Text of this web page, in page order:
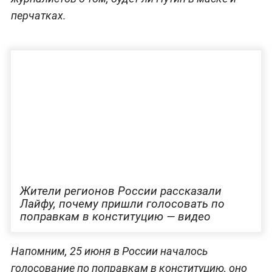
перчатках.
Жители регионов России рассказали
Лайфу, почему пришли голосовать по
поправкам в конституцию — видео
Напомним, 25 июня в России началось
голосование по поправкам в конституцию, оно